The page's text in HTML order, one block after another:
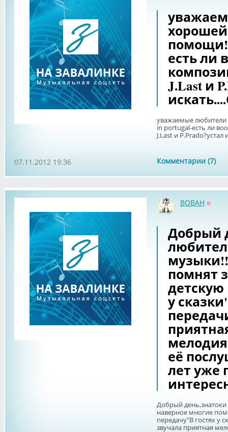
есть ли
J.Last и
уважаемые
in portugal-есть ли
J.Last и P.Prado?устал
Комментарии (7)
07.11.2012 19:36
BOBAH
Добрый
помнят
детскую
у
её
лет уже
Добрый
наверное многие
передачу"В гостях у
звучала приятная